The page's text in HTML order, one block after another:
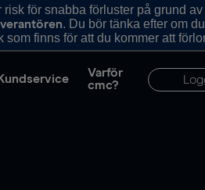
för snabba förluster på grund
. Du bör tänka efter om
finns för att du kommer att
Kundservice
Varför
cmc?